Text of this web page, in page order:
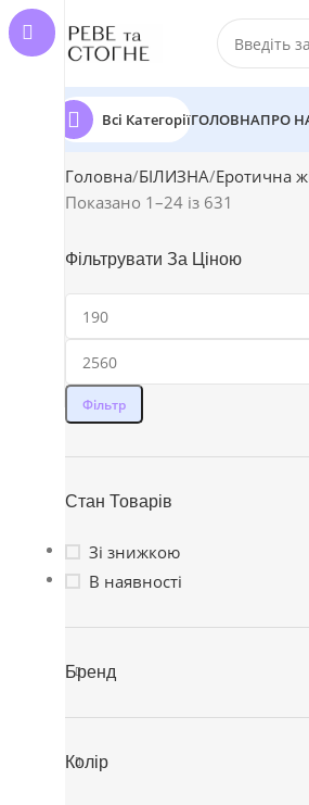
Всі КатегоріїГОЛОВНАПРО
Головна БІЛИЗНА Еротична
Показано 1–24 із 631
Фільтрувати За Ціною
Фільтр
Стан Товарів
Зі знижкою
В наявності
Бренд
Колір